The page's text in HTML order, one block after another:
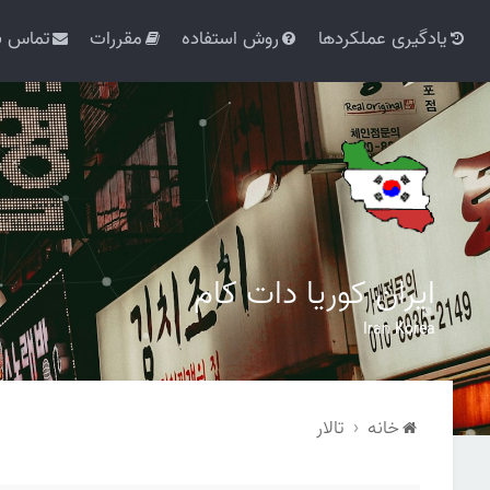
یادگیری عملکردها روش استفاده مقررات تماس
ایران کوریا دات کام
Iran Korea
خانه تالار